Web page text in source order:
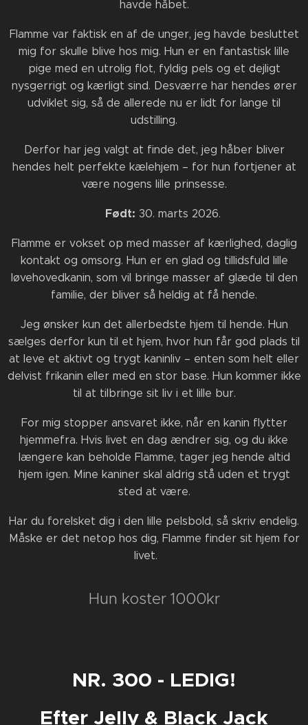
havde håbet.
Flamme var faktisk en af de unger, jeg havde besluttet
mig for skulle blive hos mig. Hun er en fantastisk lille
pige med en utrolig flot, fyldig pels og et dejligt
nysgerrigt og kærligt sind. Desværre har hendes ører
udviklet sig, så de allerede nu er lidt for lange til
udstilling.
Derfor har jeg valgt at finde det, jeg håber bliver
hendes helt perfekte kælehjem – for hun fortjener at
være nogens lille prinsesse.
Født: 30. marts 2026.
Flamme er vokset op med masser af kærlighed, daglig
kontakt og omsorg. Hun er en glad og tillidsfuld lille
løvehovedkanin, som vil bringe masser af glæde til den
familie, der bliver så heldig at få hende.
Jeg ønsker kun det allerbedste hjem til hende. Hun
sælges derfor kun til et hjem, hvor hun får god plads til
at leve et aktivt og trygt kaninliv – enten som helt eller
delvist frikanin eller med en stor base. Hun kommer ikke
til at tilbringe sit liv i et lille bur.
For mig stopper ansvaret ikke, når en kanin flytter
hjemmefra. Hvis livet en dag ændrer sig, og du ikke
længere kan beholde Flamme, tager jeg hende altid
hjem igen. Mine kaniner skal aldrig stå uden et trygt
sted at være.
Har du forelsket dig i den lille pelsbold, så skriv endelig.
Måske er det netop hos dig, Flamme finder sit hjem for
livet. ❤️
Hun koster 1000kr
NR. 300 - LEDIG!
Efter Jelly & Black Jack